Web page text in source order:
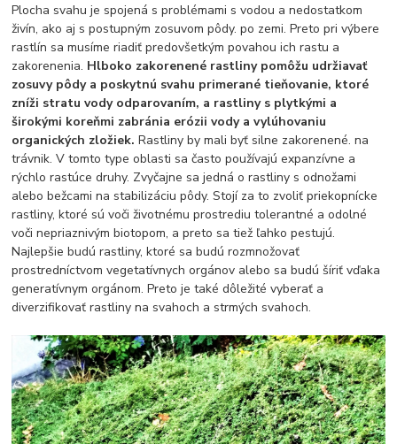
Plocha svahu je spojená s problémami s vodou a nedostatkom
živín, ako aj s postupným zosuvom pôdy. po zemi. Preto pri výbere
rastlín sa musíme riadiť predovšetkým povahou ich rastu a
zakorenenia. Hlboko zakorenené rastliny pomôžu udržiavať
zosuvy pôdy a poskytnú svahu primerané tieňovanie, ktoré
zníži stratu vody odparovaním, a rastliny s plytkými a
širokými koreňmi zabránia erózii vody a vylúhovaniu
organických zložiek.Rastliny by mali byť silne zakorenené. na
trávnik. V tomto type oblasti sa často používajú expanzívne a
rýchlo rastúce druhy. Zvyčajne sa jedná o rastliny s odnožami
alebo bežcami na stabilizáciu pôdy. Stojí za to zvoliť priekopnícke
rastliny, ktoré sú voči životnému prostrediu tolerantné a odolné
voči nepriaznivým biotopom, a preto sa tiež ľahko pestujú.
Najlepšie budú rastliny, ktoré sa budú rozmnožovať
prostredníctvom vegetatívnych orgánov alebo sa budú šíriť vďaka
generatívnym orgánom. Preto je také dôležité vyberať a
diverzifikovať rastliny na svahoch a strmých svahoch.